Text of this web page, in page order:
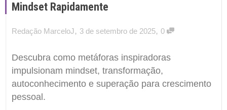
Mindset Rapidamente
Redação MarceloJ, 3 de setembro de 2025, 0
Descubra como metáforas inspiradoras
impulsionam mindset, transformação,
autoconhecimento e superação para crescimento
pessoal.